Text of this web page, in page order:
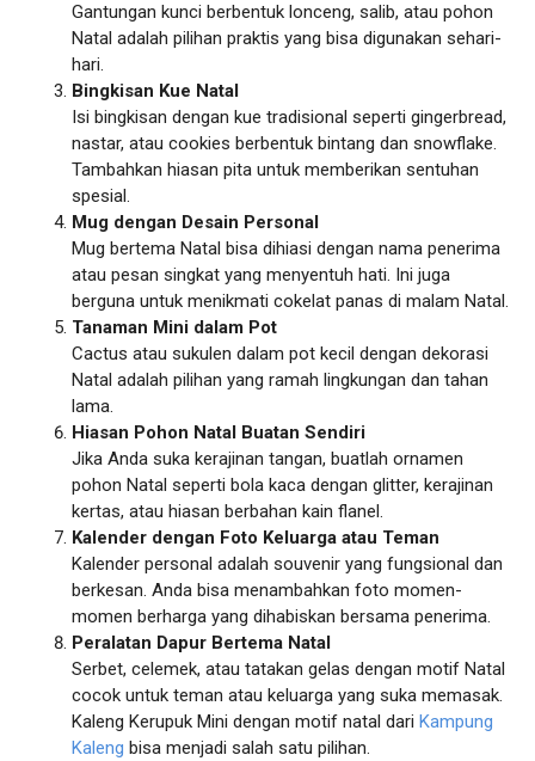
Gantungan kunci berbentuk lonceng, salib, atau pohon
Natal adalah pilihan praktis yang bisa digunakan sehari-
hari.
Bingkisan Kue Natal
Isi bingkisan dengan kue tradisional seperti gingerbread,
nastar, atau cookies berbentuk bintang dan snowflake.
Tambahkan hiasan pita untuk memberikan sentuhan
spesial.
Mug dengan Desain Personal
Mug bertema Natal bisa dihiasi dengan nama penerima
atau pesan singkat yang menyentuh hati. Ini juga
berguna untuk menikmati cokelat panas di malam Natal.
Tanaman Mini dalam Pot
Cactus atau sukulen dalam pot kecil dengan dekorasi
Natal adalah pilihan yang ramah lingkungan dan tahan
lama.
Hiasan Pohon Natal Buatan Sendiri
Jika Anda suka kerajinan tangan, buatlah ornamen
pohon Natal seperti bola kaca dengan glitter, kerajinan
kertas, atau hiasan berbahan kain flanel.
Kalender dengan Foto Keluarga atau Teman
Kalender personal adalah souvenir yang fungsional dan
berkesan. Anda bisa menambahkan foto momen-
momen berharga yang dihabiskan bersama penerima.
Peralatan Dapur Bertema Natal
Serbet, celemek, atau tatakan gelas dengan motif Natal
cocok untuk teman atau keluarga yang suka memasak.
Kaleng Kerupuk Mini dengan motif natal dari Kampung
Kaleng bisa menjadi salah satu pilihan.